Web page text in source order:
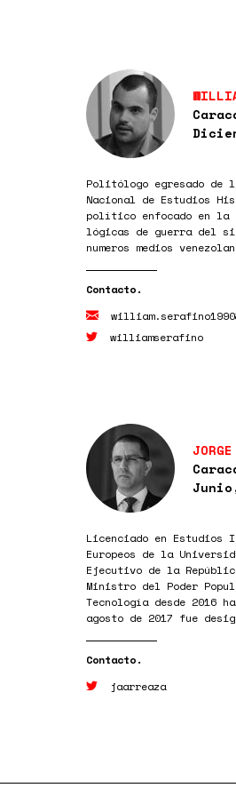
Politólogo egresado de
Nacional de Estudios
político enfocado en la
lógicas de guerra del
numeros medios
williamserafino
Licenciado en Estudios
Europeos de la
Ejecutivo de la
Ministro del Poder
Tecnología desde 2016
agosto de 2017 fue
jaarreaza